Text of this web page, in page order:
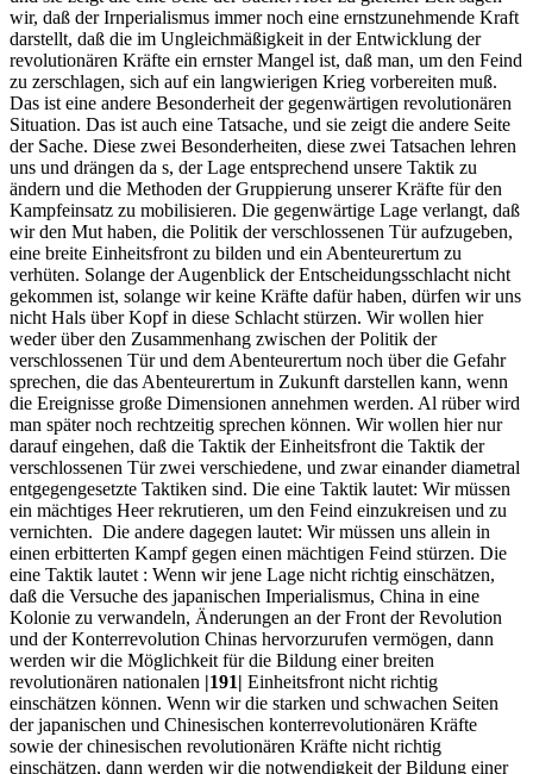
wir, daß der Irnperialismus immer noch eine ernstzunehmende Kraft
darstellt, daß die im Ungleichmäßigkeit in der Entwicklung der
revolutionären Kräfte ein ernster Mangel ist, daß man, um den Feind
zu zerschlagen, sich auf ein langwierigen Krieg vorbereiten muß.
Das ist eine andere Besonderheit der gegenwärtigen revolutionären
Situation. Das ist auch eine Tatsache, und sie zeigt die andere Seite
der Sache. Diese zwei Besonderheiten, diese zwei Tatsachen lehren
uns und drängen da s, der Lage entsprechend unsere Taktik zu
ändern und die Methoden der Gruppierung unserer Kräfte für den
Kampfeinsatz zu mobilisieren. Die gegenwärtige Lage verlangt, daß
wir den Mut haben, die Politik der verschlossenen Tür aufzugeben,
eine breite Einheitsfront zu bilden und ein Abenteurertum zu
verhüten. Solange der Augenblick der Entscheidungsschlacht nicht
gekommen ist, solange wir keine Kräfte dafür haben, dürfen wir uns
nicht Hals über Kopf in diese Schlacht stürzen. Wir wollen hier
weder über den Zusammenhang zwischen der Politik der
verschlossenen Tür und dem Abenteurertum noch über die Gefahr
sprechen, die das Abenteurertum in Zukunft darstellen kann, wenn
die Ereignisse große Dimensionen annehmen werden. Al rüber wird
man später noch rechtzeitig sprechen können. Wir wollen hier nur
darauf eingehen, daß die Taktik der Einheitsfront die Taktik der
verschlossenen Tür zwei verschiedene, und zwar einander diametral
entgegengesetzte Taktiken sind. Die eine Taktik lautet: Wir müssen
ein mächtiges Heer rekrutieren, um den Feind einzukreisen und zu
vernichten. Die andere dagegen lautet: Wir müssen uns allein in
einen erbitterten Kampf gegen einen mächtigen Feind stürzen. Die
eine Taktik lautet : Wenn wir jene Lage nicht richtig einschätzen,
daß die Versuche des japanischen Imperialismus, China in eine
Kolonie zu verwandeln, Änderungen an der Front der Revolution
und der Konterrevolution Chinas hervorzurufen vermögen, dann
werden wir die Möglichkeit für die Bildung einer breiten
revolutionären nationalen |191| Einheitsfront nicht richtig
einschätzen können. Wenn wir die starken und schwachen Seiten
der japanischen und Chinesischen konterrevolutionären Kräfte
sowie der chinesischen revolutionären Kräfte nicht richtig
einschätzen, dann werden wir die notwendigkeit der Bildung einer